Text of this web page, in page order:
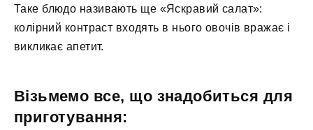
Таке блюдо називають ще «Яскравий салат»:
колірний контраст входять в нього овочів вражає і
викликає апетит.
Візьмемо все, що знадобиться для
приготування: